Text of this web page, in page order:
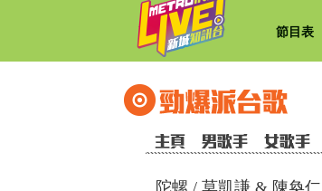
節目表
陀螺 / 莫凱謙 & 陳奐仁